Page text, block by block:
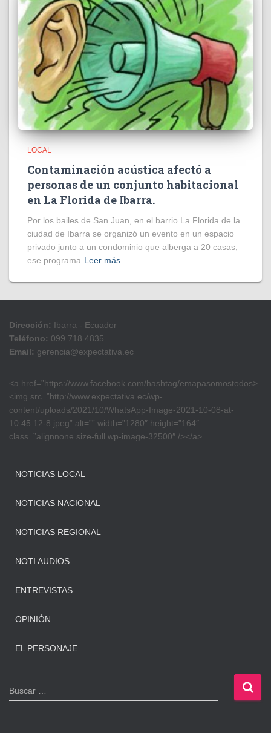
LOCAL
Contaminación acústica afectó a
personas de un conjunto habitacional
en La Florida de Ibarra.
Por los bailes de San Juan, en el barrio La Florida de la
ciudad de Ibarra se organizó un evento en un espacio
privado junto a un condominio que alberga a 20 casas,
ese programa Leer más
Dirección: Ibarra - Ecuador
Teléfono: 099 718 4835
Email: gerencia@expectativa.ec
<a href=”https://www.facebook.com/hashtag/emapasomostodos>
<img src=”http://www.expectativa.ec/wp-
content/uploads/2021/10/WhatsApp-Image-2021-10-08-at-
10.45.12-8.jpeg” alt=”” width=”1280″ height=”164″
class=”alignnone size-full wp-image-32500″ /></a>
NOTICIAS LOCAL
NOTICIAS NACIONAL
NOTICIAS REGIONAL
NOTI AUDIOS
ENTREVISTAS
OPINIÓN
EL PERSONAJE
B
u
Buscar …